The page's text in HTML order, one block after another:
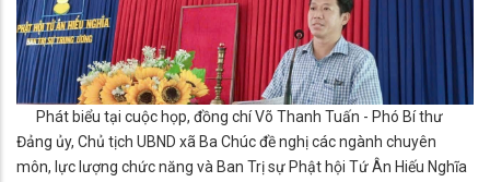
Phát biểu tại cuộc họp, đồng chí Võ Thanh Tuấn - Phó Bí thư
Đảng ủy, Chủ tịch UBND xã Ba Chúc đề nghị các ngành chuyên
môn, lực lượng chức năng và Ban Trị sự Phật hội Tứ Ân Hiếu Nghĩa